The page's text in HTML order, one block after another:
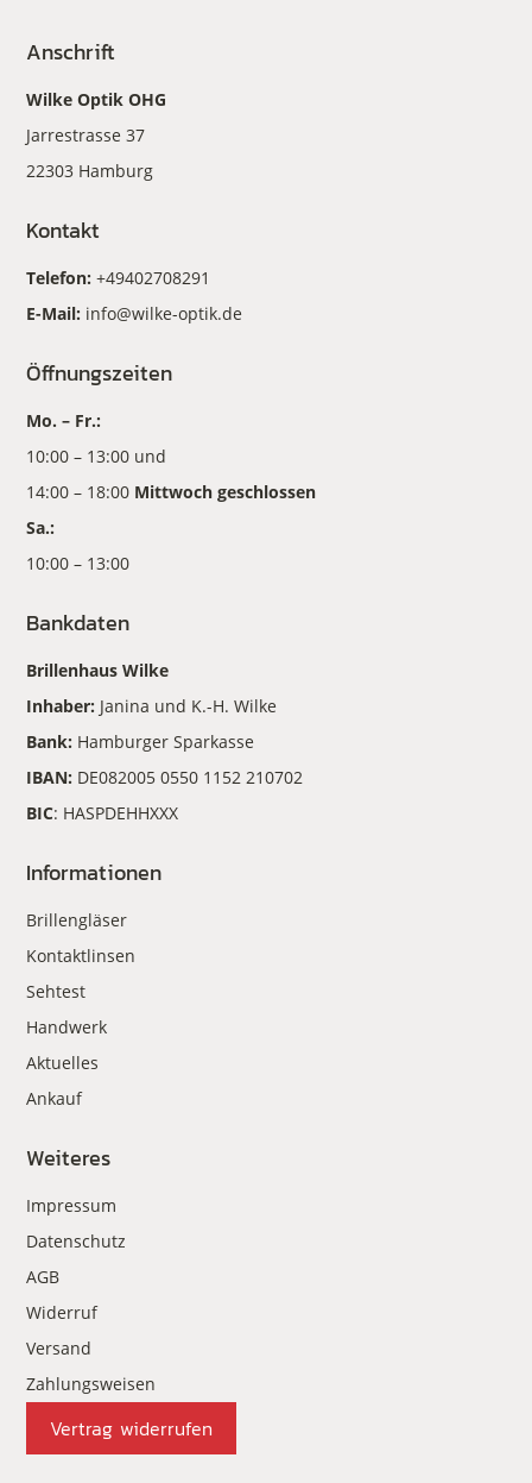
Anschrift
Wilke Optik OHG
Jarrestrasse 37
22303 Hamburg
Kontakt
Telefon:+49402708291
E-Mail: info@wilke-optik.de
Öffnungszeiten
Mo. – Fr.:
10:00 – 13:00 und
14:00 – 18:00 Mittwoch geschlossen
Sa.:
10:00 – 13:00
Bankdaten
Brillenhaus Wilke
Inhaber: Janina und K.-H. Wilke
Bank: Hamburger Sparkasse
IBAN: DE082005 0550 1152 210702
BIC: HASPDEHHXXX
Informationen
Brillengläser
Kontaktlinsen
Sehtest
Handwerk
Aktuelles
Ankauf
Weiteres
Impressum
Datenschutz
AGB
Widerruf
Versand
Zahlungsweisen
Vertrag widerrufen